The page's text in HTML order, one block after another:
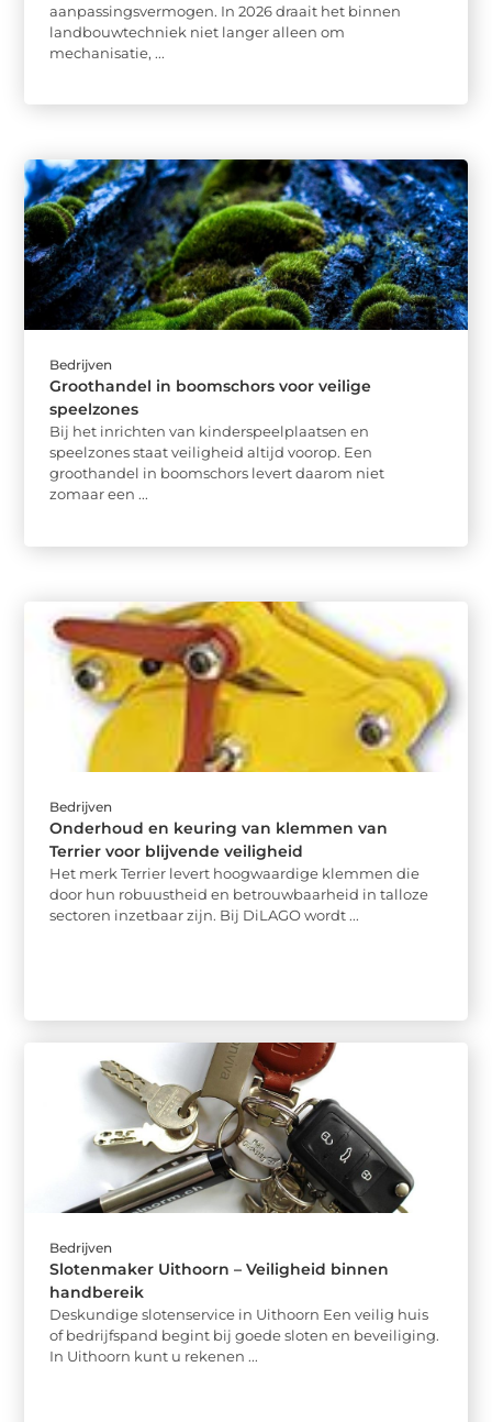
aanpassingsvermogen. In 2026 draait het binnen
landbouwtechniek niet langer alleen om
mechanisatie, ...
Bedrijven
Groothandel in boomschors voor veilige
speelzones
Bij het inrichten van kinderspeelplaatsen en
speelzones staat veiligheid altijd voorop. Een
groothandel in boomschors levert daarom niet
zomaar een ...
Bedrijven
Onderhoud en keuring van klemmen van
Terrier voor blijvende veiligheid
Het merk Terrier levert hoogwaardige klemmen die
door hun robuustheid en betrouwbaarheid in talloze
sectoren inzetbaar zijn. Bij DiLAGO wordt ...
Bedrijven
Slotenmaker Uithoorn – Veiligheid binnen
handbereik
Deskundige slotenservice in Uithoorn Een veilig huis
of bedrijfspand begint bij goede sloten en beveiliging.
In Uithoorn kunt u rekenen ...